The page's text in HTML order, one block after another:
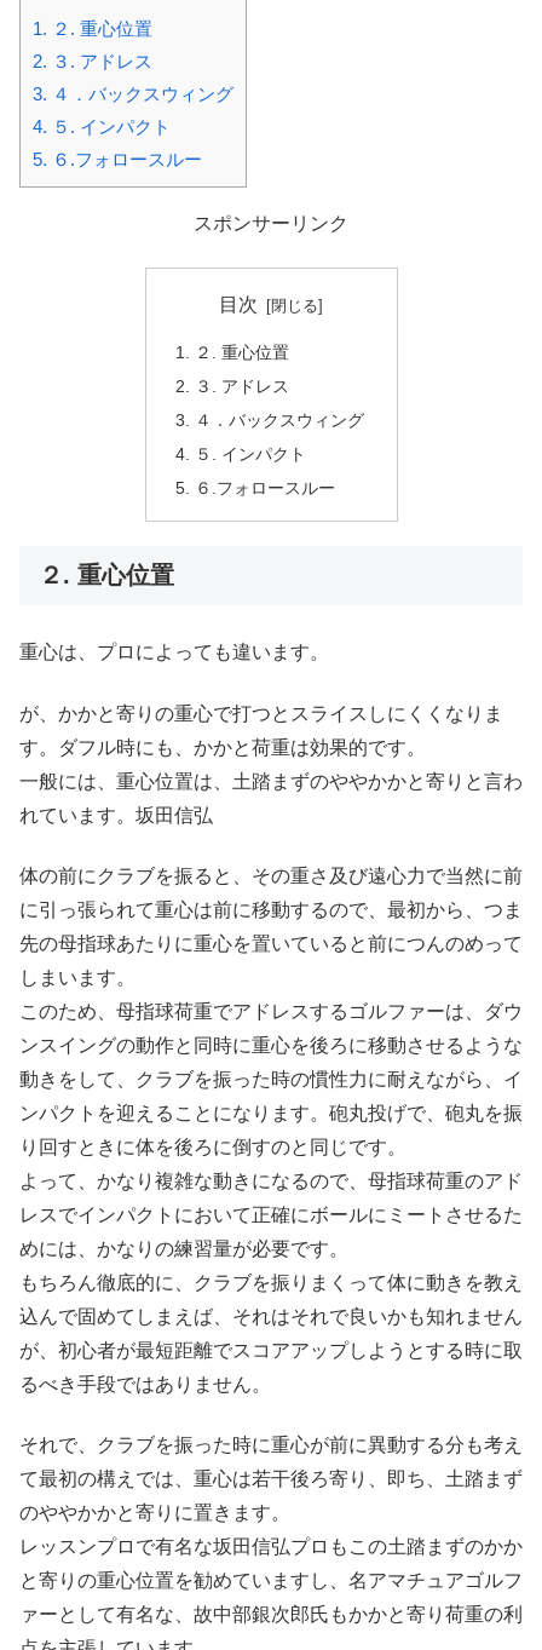
1. ２. 重心位置
2. ３. アドレス
3. ４．バックスウィング
4. ５. インパクト
5. ６.フォロースルー
スポンサーリンク
目次
２. 重心位置
３. アドレス
４．バックスウィング
５. インパクト
６.フォロースルー
２. 重心位置
重心は、プロによっても違います。
が、かかと寄りの重心で打つとスライスしにくくなりま
す。ダフル時にも、かかと荷重は効果的です。
一般には、重心位置は、土踏まずのややかかと寄りと言わ
れています。坂田信弘
体の前にクラブを振ると、その重さ及び遠心力で当然に前
に引っ張られて重心は前に移動するので、最初から、つま
先の母指球あたりに重心を置いていると前につんのめって
しまいます。
このため、母指球荷重でアドレスするゴルファーは、ダウ
ンスイングの動作と同時に重心を後ろに移動させるような
動きをして、クラブを振った時の慣性力に耐えながら、イ
ンパクトを迎えることになります。砲丸投げで、砲丸を振
り回すときに体を後ろに倒すのと同じです。
よって、かなり複雑な動きになるので、母指球荷重のアド
レスでインパクトにおいて正確にボールにミートさせるた
めには、かなりの練習量が必要です。
もちろん徹底的に、クラブを振りまくって体に動きを教え
込んで固めてしまえば、それはそれで良いかも知れません
が、初心者が最短距離でスコアアップしようとする時に取
るべき手段ではありません。
それで、クラブを振った時に重心が前に異動する分も考え
て最初の構えでは、重心は若干後ろ寄り、即ち、土踏まず
のややかかと寄りに置きます。
レッスンプロで有名な坂田信弘プロもこの土踏まずのかか
と寄りの重心位置を勧めていますし、名アマチュアゴルフ
ァーとして有名な、故中部銀次郎氏もかかと寄り荷重の利